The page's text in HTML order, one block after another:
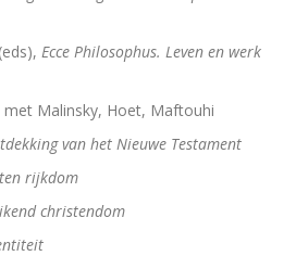
Drie tragedies.
Ecce Philosophus. Leven en werk
met Malinsky, Hoet, Maftouhi
van het Nieuwe Testament
rijkdom
christendom